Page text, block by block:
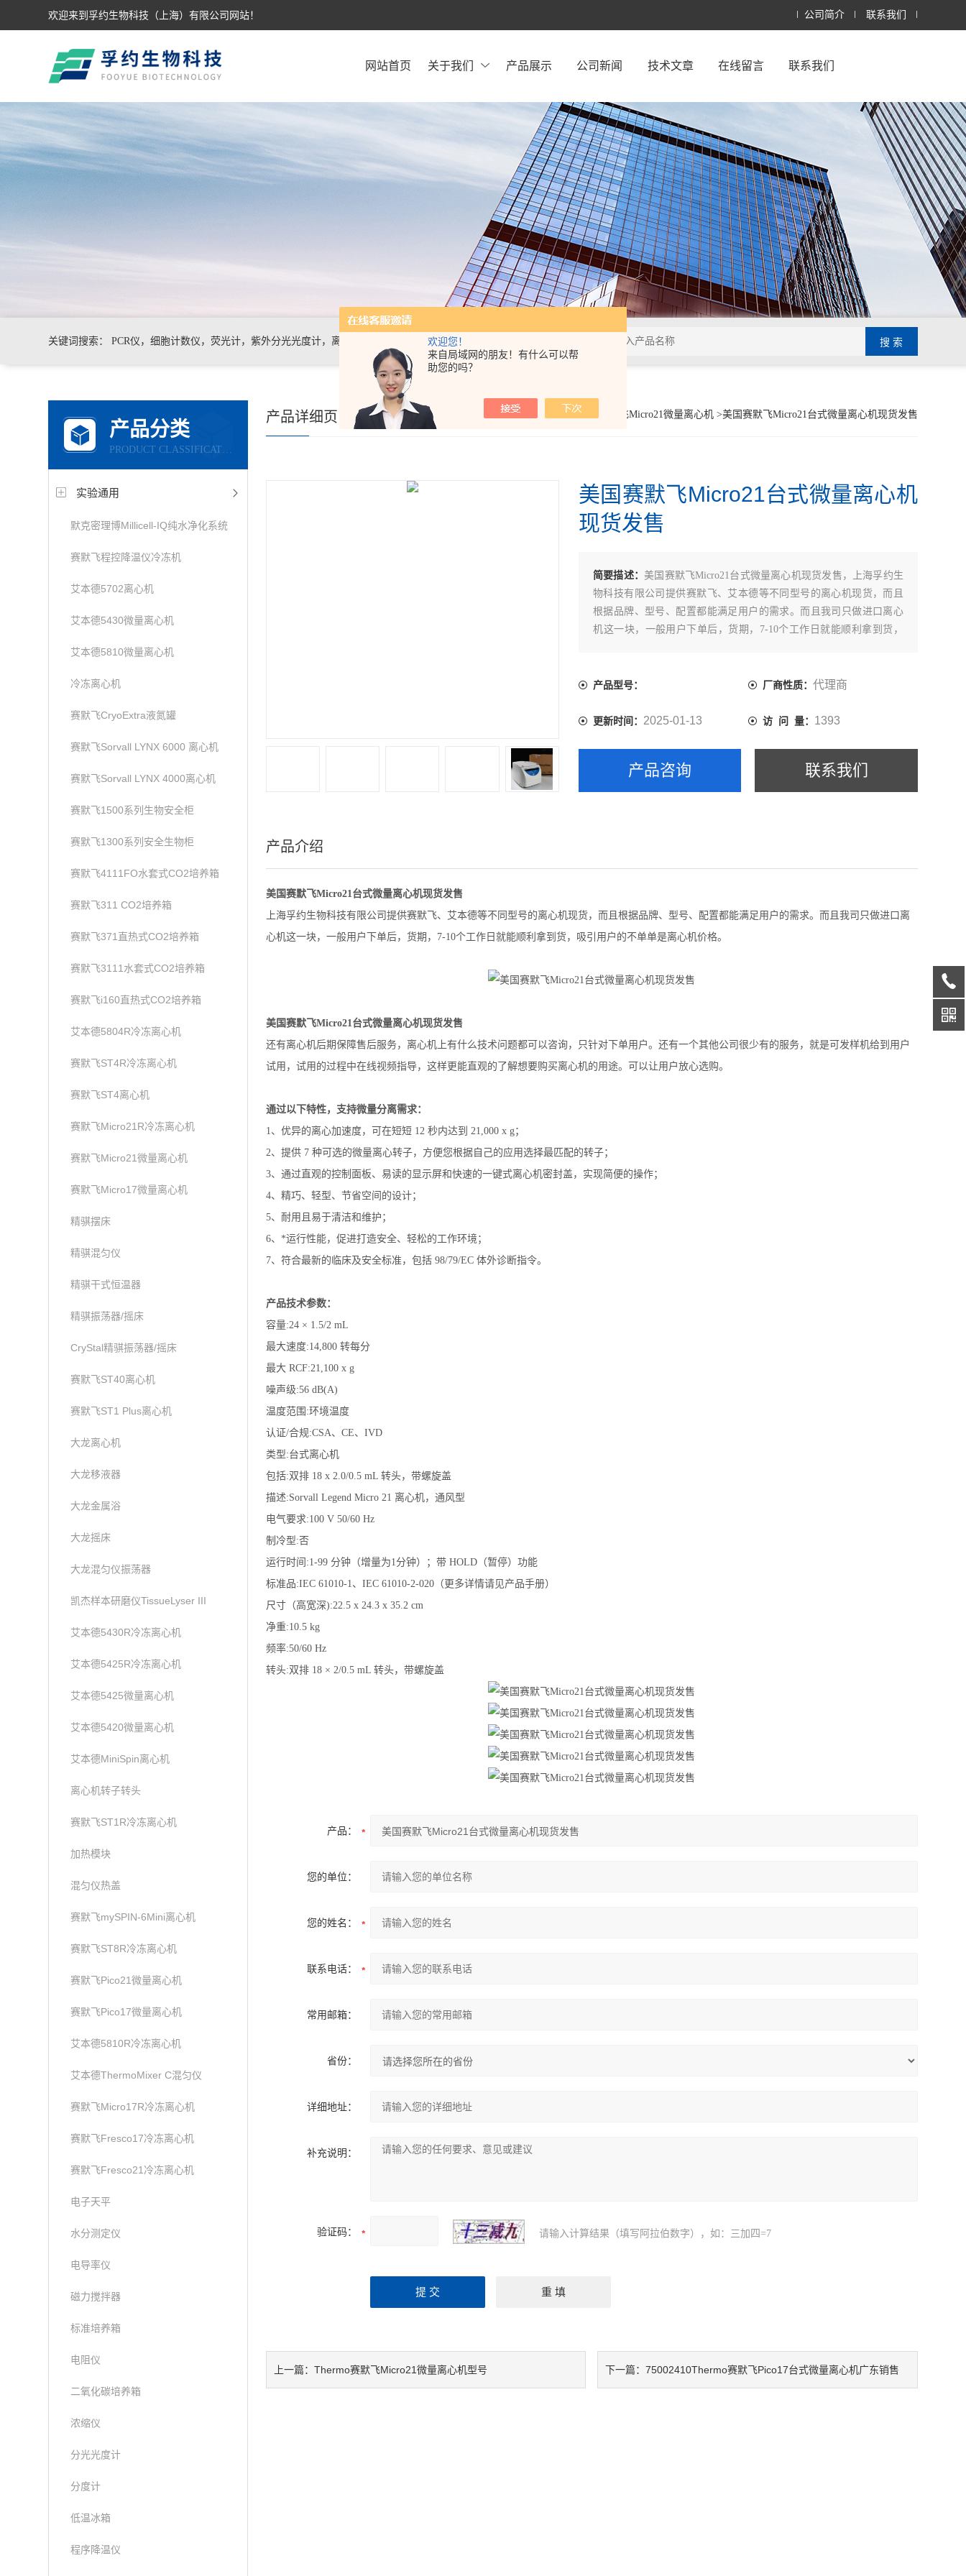
欢迎您！
来自局域网的朋友！有什么可以帮
助您的吗？
欢迎来到孚约生物科技（上海）有限公司网站！ 公司简介 联系我们
网站首页 关于我们 产品展示 公司新闻 技术文章 在线留言 联系我们
关键词搜索： PCR仪，细胞计数仪，荧光计，紫外分光光度计，离心机，电泳仪电泳槽，化学发光
产品分类
PRODUCT CLASSIFICATION
实验通用
默克密理博Millicell-IQ纯水净化系统
赛默飞程控降温仪冷冻机
艾本德5702离心机
艾本德5430微量离心机
艾本德5810微量离心机
冷冻离心机
赛默飞CryoExtra液氮罐
赛默飞Sorvall LYNX 6000 离心机
赛默飞Sorvall LYNX 4000离心机
赛默飞1500系列生物安全柜
赛默飞1300系列安全生物柜
赛默飞4111FO水套式CO2培养箱
赛默飞311 CO2培养箱
赛默飞371直热式CO2培养箱
赛默飞3111水套式CO2培养箱
赛默飞i160直热式CO2培养箱
艾本德5804R冷冻离心机
赛默飞ST4R冷冻离心机
赛默飞ST4离心机
赛默飞Micro21R冷冻离心机
赛默飞Micro21微量离心机
赛默飞Micro17微量离心机
精骐摆床
精骐混匀仪
精骐干式恒温器
精骐振荡器/摇床
CryStal精骐振荡器/摇床
赛默飞ST40离心机
赛默飞ST1 Plus离心机
大龙离心机
大龙移液器
大龙金属浴
大龙摇床
大龙混匀仪振荡器
凯杰样本研磨仪TissueLyser III
艾本德5430R冷冻离心机
艾本德5425R冷冻离心机
艾本德5425微量离心机
艾本德5420微量离心机
艾本德MiniSpin离心机
离心机转子转头
赛默飞ST1R冷冻离心机
加热模块
混匀仪热盖
赛默飞mySPIN-6Mini离心机
赛默飞ST8R冷冻离心机
赛默飞Pico21微量离心机
赛默飞Pico17微量离心机
艾本德5810R冷冻离心机
艾本德ThermoMixer C混匀仪
赛默飞Micro17R冷冻离心机
赛默飞Fresco17冷冻离心机
赛默飞Fresco21冷冻离心机
电子天平
水分测定仪
电导率仪
磁力搅拌器
标准培养箱
电阻仪
二氧化碳培养箱
浓缩仪
分光光度计
分度计
低温冰箱
程序降温仪
你的位置： 产品展示 实验通用 赛默飞Micro21微量离心机>美国赛默飞Micro21台式微量离心机现货发售
产品详细页
美国赛默飞Micro21台式微量离心机
现货发售
简要描述：美国赛默飞Micro21台式微量离心机现货发售，上海孚约生
物科技有限公司提供赛默飞、艾本德等不同型号的离心机现货，而且
根据品牌、型号、配置都能满足用户的需求。而且我司只做进口离心
机这一块，一般用户下单后，货期，7-10个工作日就能顺利拿到货，
产品型号： 厂商性质： 代理商
更新时间： 2025-01-13 访 问 量： 1393
产品咨询 联系我们
产品介绍
美国赛默飞Micro21台式微量离心机现货发售
上海孚约生物科技有限公司提供赛默飞、艾本德等不同型号的离心机现货，而且根据品牌、型号、配置都能满足用户的需求。而且我司只做进口离
心机这一块，一般用户下单后，货期，7-10个工作日就能顺利拿到货，吸引用户的不单单是离心机价格。
美国赛默飞Micro21台式微量离心机现货发售
还有离心机后期保障售后服务，离心机上有什么技术问题都可以咨询，只针对下单用户。还有一个其他公司很少有的服务，就是可发样机给到用户
试用，试用的过程中在线视频指导，这样更能直观的了解想要购买离心机的用途。可以让用户放心选购。
通过以下特性，支持微量分离需求：
1、优异的离心加速度，可在短短 12 秒内达到 21,000 x g；
2、提供 7 种可选的微量离心转子，方便您根据自己的应用选择最匹配的转子；
3、通过直观的控制面板、易读的显示屏和快速的一键式离心机密封盖，实现简便的操作；
4、精巧、轻型、节省空间的设计；
5、耐用且易于清洁和维护；
6、*运行性能，促进打造安全、轻松的工作环境；
7、符合最新的临床及安全标准，包括 98/79/EC 体外诊断指令。
产品技术参数：
容量:24 × 1.5/2 mL
最大速度:14,800 转每分
最大 RCF:21,100 x g
噪声级:56 dB(A)
温度范围:环境温度
认证/合规:CSA、CE、IVD
类型:台式离心机
包括:双排 18 x 2.0/0.5 mL 转头，带螺旋盖
描述:Sorvall Legend Micro 21 离心机，通风型
电气要求:100 V 50/60 Hz
制冷型:否
运行时间:1-99 分钟（增量为1分钟）；带 HOLD（暂停）功能
标准品:IEC 61010-1、IEC 61010-2-020（更多详情请见产品手册）
尺寸（高宽深):22.5 x 24.3 x 35.2 cm
净重:10.5 kg
频率:50/60 Hz
转头:双排 18 × 2/0.5 mL 转头，带螺旋盖
产品：
您的单位：
您的姓名：
联系电话：
常用邮箱：
省份：
详细地址：
补充说明：
验证码： 请输入计算结果（填写阿拉伯数字），如：三加四=7
上一篇： Thermo赛默飞Micro21微量离心机型号 下一篇：75002410Thermo赛默飞Pico17台式微量离心机广东销售